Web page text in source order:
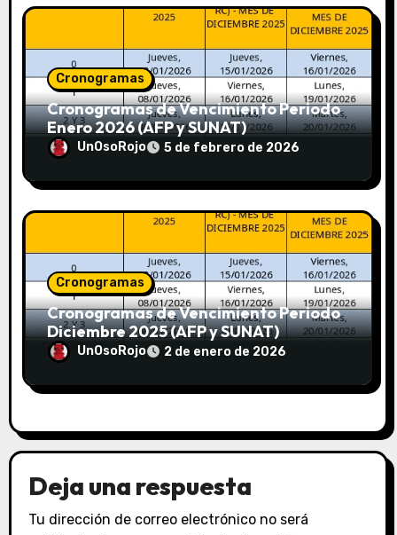
Cronogramas
Cronogramas de Vencimiento Periodo
Enero 2026 (AFP y SUNAT)
UnOsoRojo 5 de febrero de 2026
Cronogramas
Cronogramas de Vencimiento Periodo
Diciembre 2025 (AFP y SUNAT)
UnOsoRojo 2 de enero de 2026
Deja una respuesta
Tu dirección de correo electrónico no será